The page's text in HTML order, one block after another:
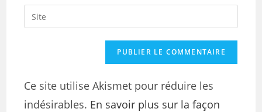
Ce site utilise Akismet pour réduire les
indésirables. En savoir plus sur la façon